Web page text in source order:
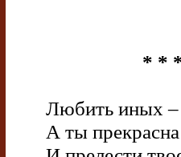
* *
Любить иных ‒
А ты